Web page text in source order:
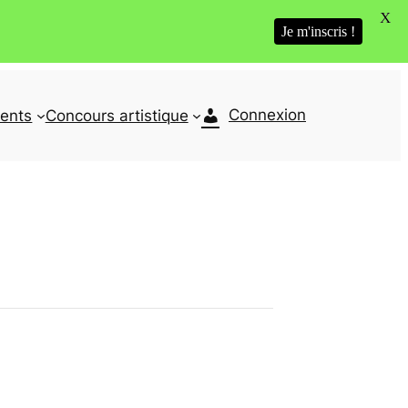
Concours artistique Connexion
Je m'inscris !
X